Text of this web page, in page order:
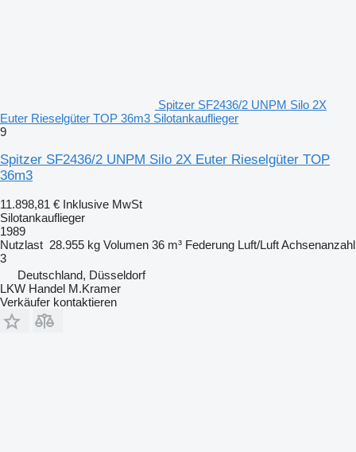
Spitzer SF2436/2 UNPM Silo 2X
Euter Rieselgüter TOP 36m3 Silotankauflieger
9
Spitzer SF2436/2 UNPM Silo 2X Euter Rieselgüter TOP
36m3
11.898,81 € Inklusive MwSt
Silotankauflieger
1989
Nutzlast 28.955 kg Volumen 36 m³ Federung Luft/LuftAchsenanzahl
3
Deutschland, Düsseldorf
LKW Handel M.Kramer
Verkäufer kontaktieren